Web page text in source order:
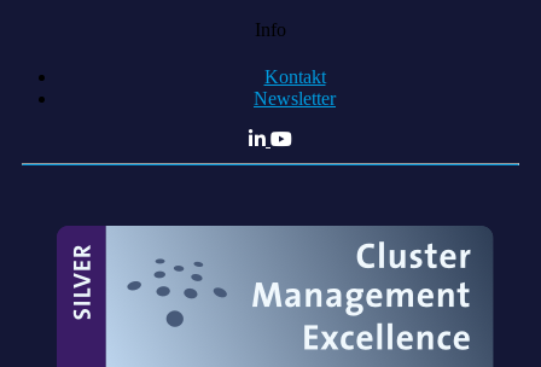
Info
Kontakt
Newsletter